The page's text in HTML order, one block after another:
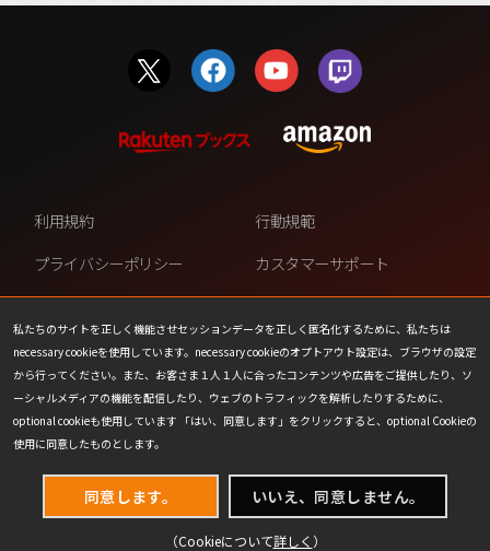
私たちのサイトを正しく機能させセッションデータを正しく匿名化するために、私たちは
necessary cookieを使用しています。necessary cookieのオプトアウト設定は、ブラウザの設定
から行ってください。また、お客さま１人１人に合ったコンテンツや広告をご提供したり、ソ
ーシャルメディアの機能を配信したり、ウェブのトラフィックを解析したりするために、
optional cookieも使用しています 「はい、同意します」をクリックすると、optional Cookieの
使用に同意したものとします。
同意します。 いいえ、同意しません。
（Cookieについて詳しく ）
利用規約
行動規範
プライバシーポリシー
カスタマーサポート
ファンコンテンツ・ポリシー
個人情報の販売や共有を許可し
ない
COOKIE
プレスリリース
会社情報
お問い合わせ